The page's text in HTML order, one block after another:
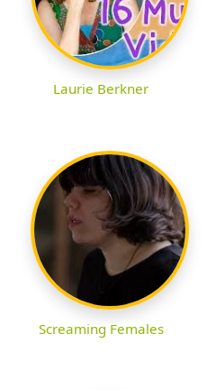
Laurie Berkner
Screaming Females